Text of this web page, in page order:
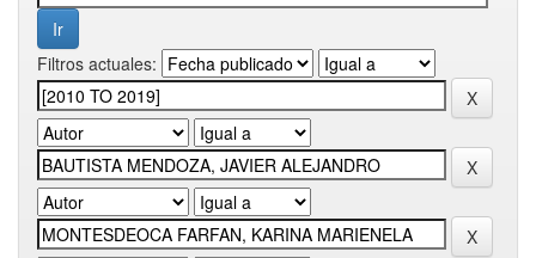
Filtros actuales: